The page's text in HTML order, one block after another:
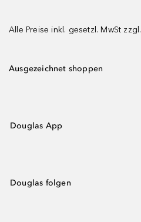
Alle Preise inkl. gesetzl. MwSt zzgl.
Ausgezeichnet shoppen
Douglas App
Douglas folgen